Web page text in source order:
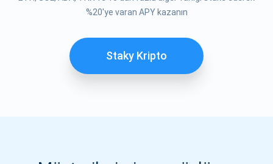
%20'ye varan APY kazanın
Staky Kripto